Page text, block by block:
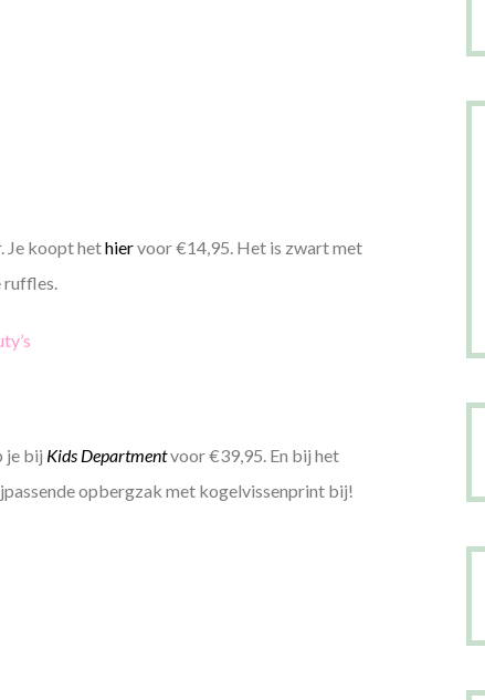
Je koopt hethiervoor €14,95. Het is zwart met
je bij Kids Departmentvoor €39,95. En bij het
opbergzak met kogelvissenprint bij!